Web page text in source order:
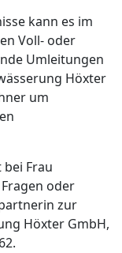
kann es im
Voll- oder
Umleitungen
Höxter
um
Frau
oder
zur
Höxter GmbH,